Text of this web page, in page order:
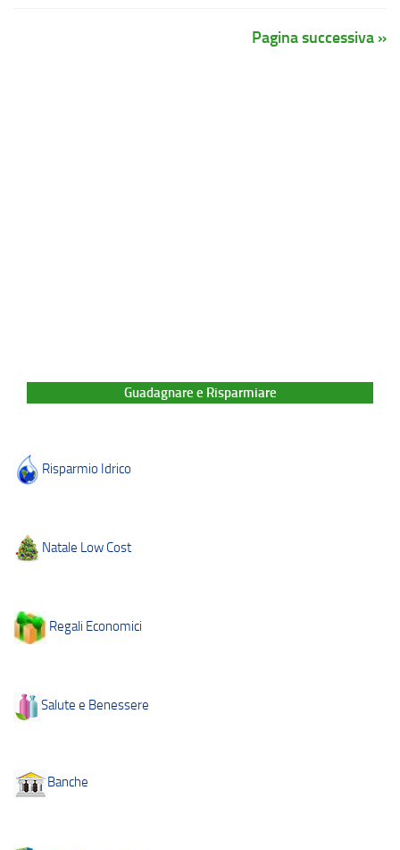
Pagina successiva »
Guadagnare e Risparmiare
Risparmio Idrico
Natale Low Cost
Regali Economici
Salute e Benessere
Banche